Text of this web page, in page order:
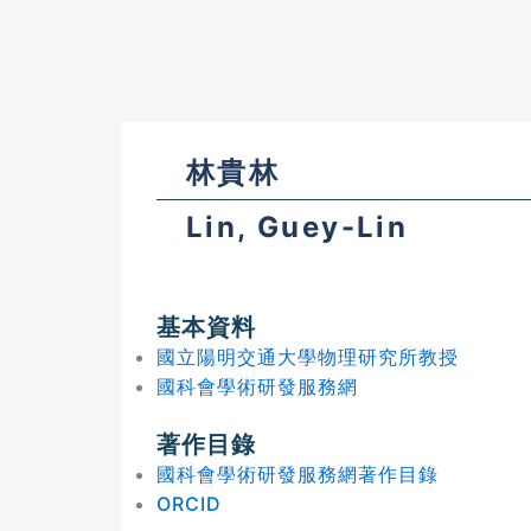
林貴林
Lin, Guey-Lin
基本資料
國立陽明交通大學物理研究所教授
國科會學術研發服務網
著作目錄
國科會學術研發服務網著作目錄
ORCID